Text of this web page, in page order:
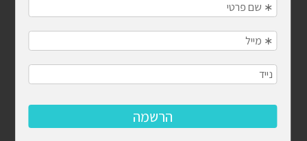
קרדיט למפרסמים המקוריים במידת האפשר.
שתפו את הפוסטים האהובים עליכם
באינסטגרם
כעת, לאחר שלמדתם כיצד לפרסם מחדש פוסטים וסרטונים